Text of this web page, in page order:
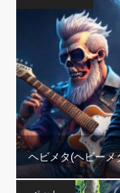
ヘビメタ(ヘビーメ